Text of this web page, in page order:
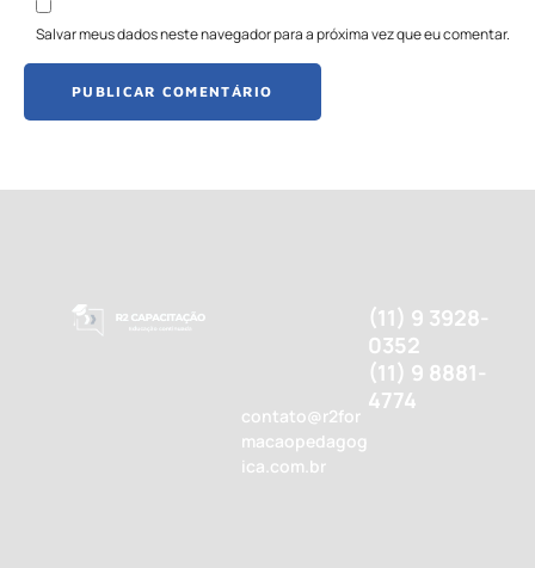
Salvar meus dados neste navegador para a próxima vez que eu comentar.
contato@r2for
macaopedagog
ica.com.br
(11) 9 3928-
0352
(11) 9 8881-
4774